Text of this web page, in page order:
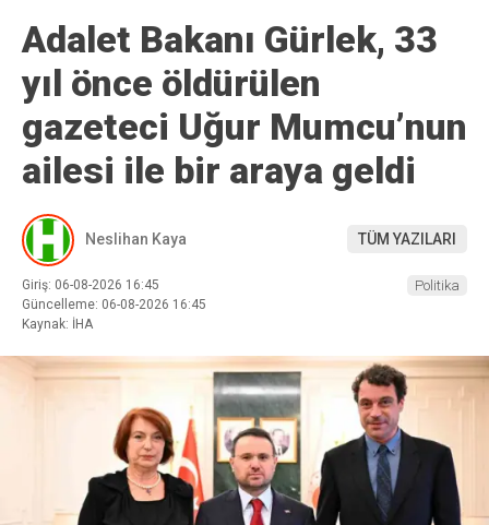
Adalet Bakanı Gürlek, 33
yıl önce öldürülen
gazeteci Uğur Mumcu’nun
ailesi ile bir araya geldi
Neslihan Kaya TÜM YAZILARI
Giriş: 06-08-2026 16:45
Güncelleme: 06-08-2026 16:45
Kaynak: İHA
Politika